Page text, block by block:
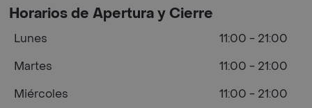
Horarios de Apertura y Cierre
Lunes
11:00 - 21:00
Martes
11:00 - 21:00
Miércoles
11:00 - 21:00